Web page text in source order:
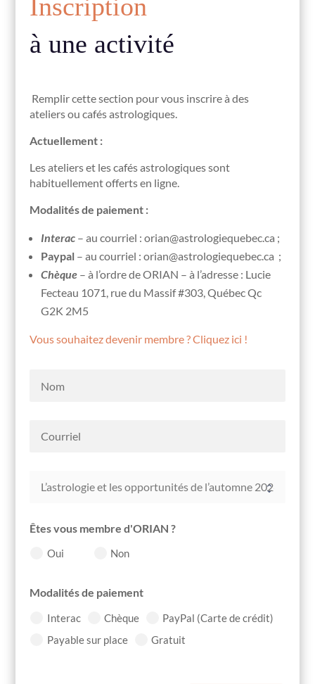
Inscription
à une activité
Remplir cette section pour vous inscrire à des
ateliers ou cafés astrologiques.
Actuellement :
Les ateliers et les cafés astrologiques sont
habituellement offerts en ligne.
Modalités de paiement :
Interac – au courriel : orian@astrologiequebec.ca ;
Paypal – au courriel : orian@astrologiequebec.ca ;
Chèque – à l’ordre de ORIAN – à l’adresse : Lucie
Fecteau 1071, rue du Massif #303, Québec Qc
G2K 2M5
Vous souhaitez devenir membre ? Cliquez ici !
Êtes vous membre d'ORIAN ?
Oui Non
Modalités de paiement
Interac Chèque
PayPal (Carte de crédit)
Payable sur place
Gratuit